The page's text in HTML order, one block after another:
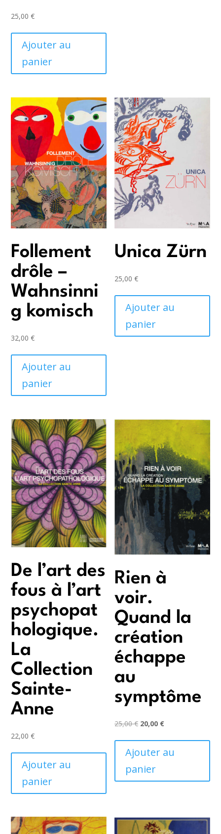
25,00€
Ajouter au
panier
Follement
drôle –
Wahnsinni
g komisch
32,00€
Ajouter au
panier
Unica Zürn
25,00€
Ajouter au
panier
De l’art des
fous à l’art
psychopat
hologique.
La
Collection
Sainte-
Anne
22,00€
Ajouter au
panier
Rien à
voir.
Quand la
création
échappe
au
symptôme
25,00€ Le
initial
25,00 €.
20,00 €Le
actuel
Ajouter au
panier